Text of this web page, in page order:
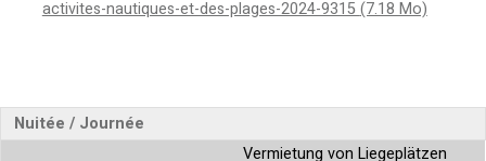
activites-nautiques-et-des-plages-2024-9315(7.18 Mo)
Nuitée / Journée
Vermietung von Liegeplätzen